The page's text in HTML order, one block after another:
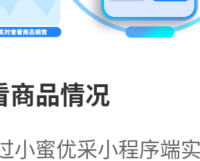
商品情况
小蜜优采小程序端